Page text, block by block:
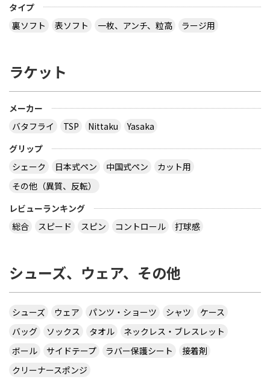
タイプ
裏ソフト
表ソフト 一枚、アンチ、粒高 ラージ用
ラケット
メーカー
バタフライ
TSP Nittaku
Yasaka
グリップ
シェーク
日本式ペン 中国式ペン
カット用
その他（異質、反転）
レビューランキング
総合
スピード スピン コントロール 打球感
シューズ、ウェア、その他
シューズ ウェア パンツ・ショーツ シャツ
ケース
バッグ
ソックス タオル
ネックレス・ブレスレット
ボール
サイドテープ ラバー保護シート
接着剤
クリーナースポンジ